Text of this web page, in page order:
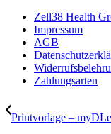
Zell38 Health
Impressum
AGB
Zahlungsarten
Printvorlage –